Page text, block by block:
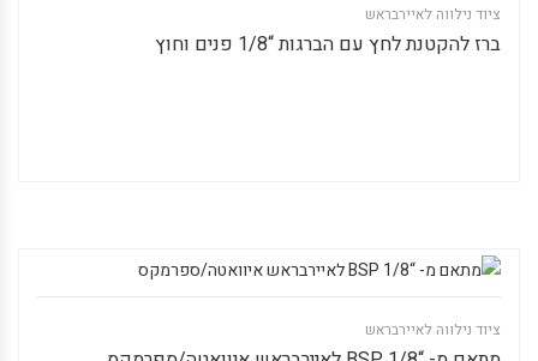
ציוד נילווה לאיירבראש
ברז להקטנת לחץ עם הברגות “1/8 פנים וחוץ
ציוד נילווה לאיירבראש